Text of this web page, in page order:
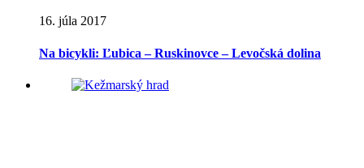
16. júla 2017
Na bicykli: Ľubica – Ruskinovce – Levočská dolina